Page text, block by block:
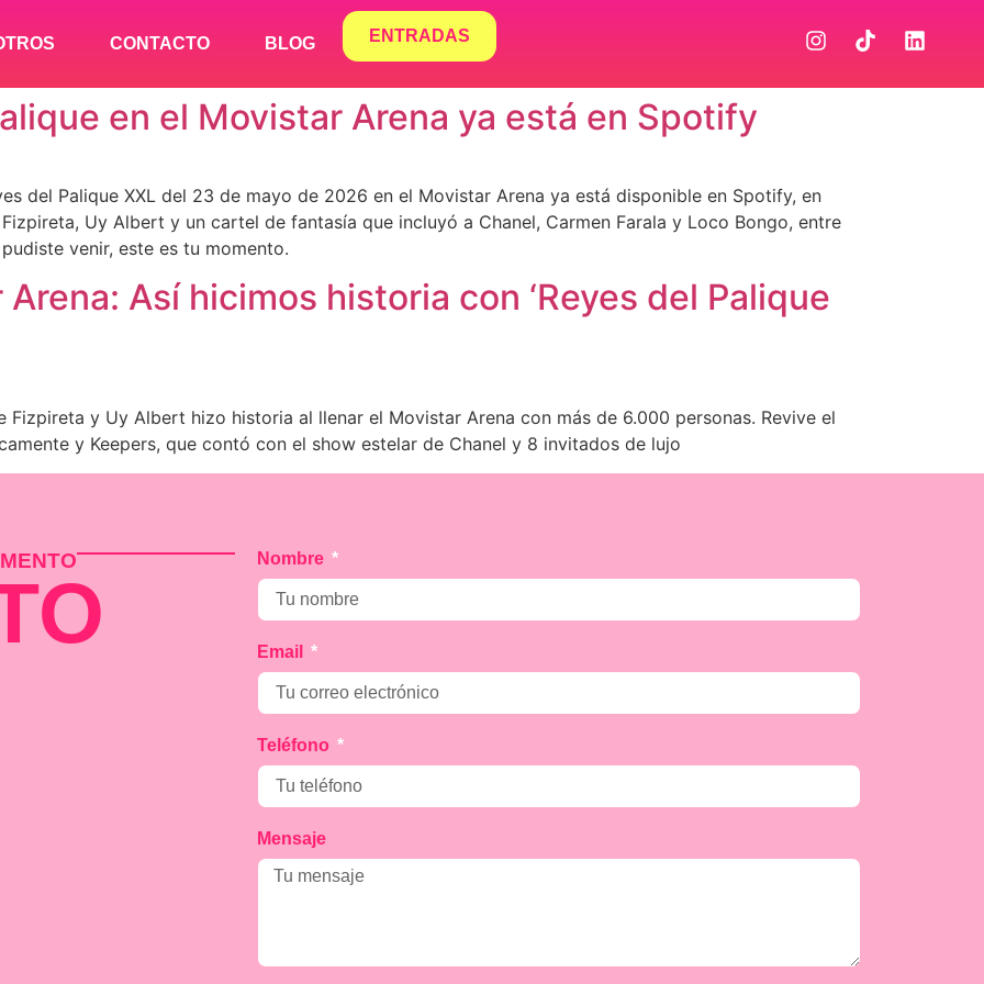
CONTACTO BLOG ENTRADAS
en el Movistar Arena ya está en Spotify
del Palique XXL del 23 de mayo de 2026 en el Movistar Arena ya está disponible en Spotify, en
Uy Albert y un cartel de fantasía que incluyó a Chanel, Carmen Farala y Loco Bongo, entre
venir, este es tu momento.
Así hicimos historia con ‘Reyes del Palique
y Uy Albert hizo historia al llenar el Movistar Arena con más de 6.000 personas. Revive el
y Keepers, que contó con el show estelar de Chanel y 8 invitados de lujo
Nombre
Email
Teléfono
Mensaje